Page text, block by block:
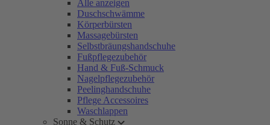
Alle anzeigen
Duschschwämme
Körperbürsten
Massagebürsten
Selbstbräungshandschuhe
Fußpflegezubehör
Hand & Fuß-Schmuck
Nagelpflegezubehör
Peelinghandschuhe
Pflege Accessoires
Waschlappen
Sonne & Schutz